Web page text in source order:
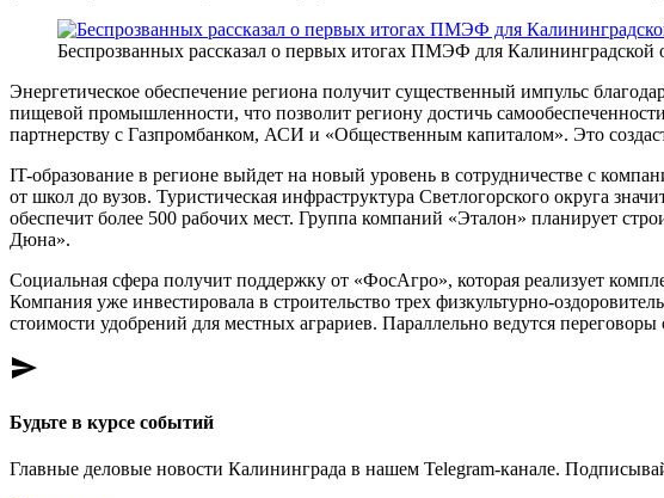
Беспрозванных рассказал о первых итогах ПМЭФ для Калининградской
Энергетическое обеспечение региона получит существенный импульс
пищевой промышленности, что позволит региону достичь
партнерству с Газпромбанком, АСИ и «Общественным капиталом». Это
IT-образование в регионе выйдет на новый уровень в сотрудничестве с
от школ до вузов. Туристическая инфраструктура Светлогорского округа
обеспечит более 500 рабочих мест. Группа компаний «Эталон» планирует
Дюна».
Социальная сфера получит поддержку от «ФосАгро», которая реализует
Компания уже инвестировала в строительство трех физкультурно-
стоимости удобрений для местных аграриев. Параллельно ведутся
send
Будьте в курсе событий
Главные деловые новости Калининграда в нашем Telegram-канале.